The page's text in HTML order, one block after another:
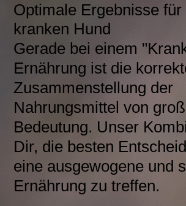
Optimale Ergebnisse für
kranken Hund
Gerade bei einem
Ernährung ist die
Zusammenstellung der
Nahrungsmittel von
Bedeutung. Unser
Dir, die besten
eine ausgewogene und
Ernährung zu treffen.